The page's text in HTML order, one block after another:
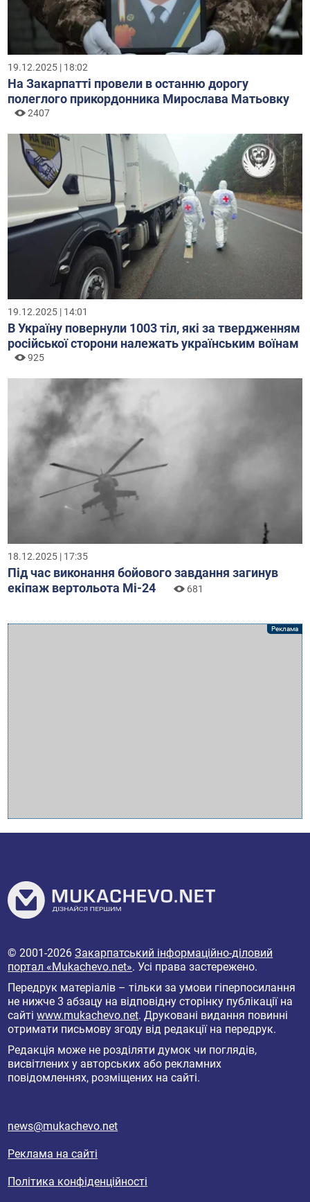
19.12.2025 | 18:02
На Закарпатті провели в останню дорогу
полеглого прикордонника Мирослава Матьовку
2407
19.12.2025 | 14:01
В Україну повернули 1003 тіл, які за твердженням
російської сторони належать українським воїнам
925
18.12.2025 | 17:35
Під час виконання бойового завдання загинув
екіпаж вертольота Мі-24
681
© 2001-2026Закарпатський інформаційно-діловий
портал «Mukachevo.net». Усі права застережено.
Передрук матеріалів – тільки за умови гіперпосилання
не нижче 3 абзацу на відповідну сторінку публікації на
сайтіwww.mukachevo.net. Друковані видання повинні
отримати письмову згоду від редакції на передрук.
Редакція може не розділяти думок чи поглядів,
висвітлених у авторських або рекламних
повідомленнях, розміщених на сайті.
news@mukachevo.net
Реклама на сайті
Політика конфіденційності